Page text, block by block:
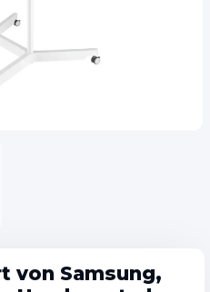
von Samsung,